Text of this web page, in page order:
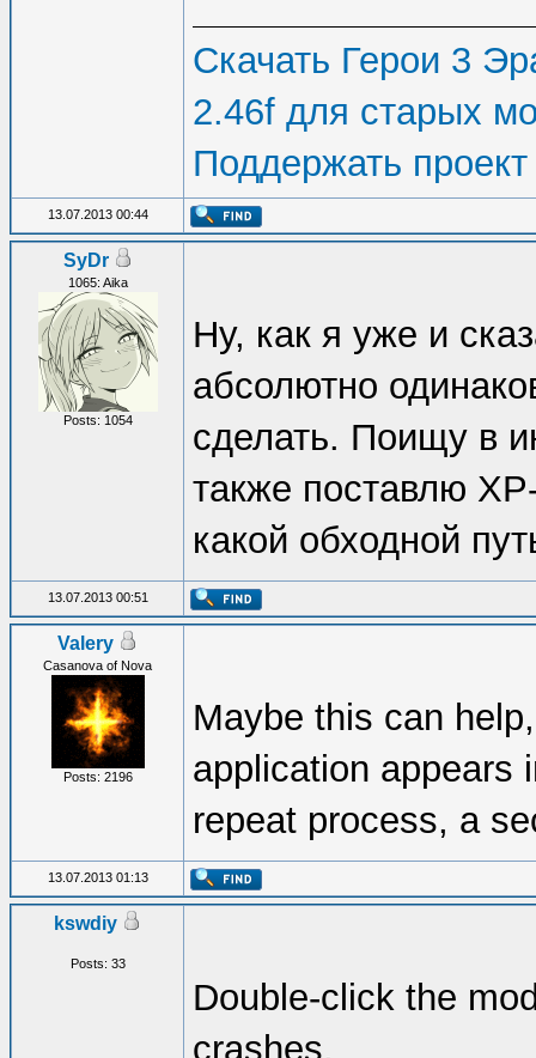
Скачать Герои 3
2.46f для старых
Поддержать проект
13.07.2013 00:44
SyDr
1065: Aika
Posts: 1054
Ну, как я уже и
абсолютно
сделать. Поищу в
также поставлю
какой обходной
13.07.2013 00:51
Valery
Casanova of Nova
Posts: 2196
Maybe this can
application appears
repeat process, a
13.07.2013 01:13
kswdiy
Posts: 33
Double-click the
crashes.